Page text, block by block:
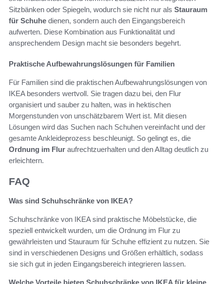
Sitzbänken oder Spiegeln, wodurch sie nicht nur als Stauraum
für Schuhe dienen, sondern auch den Eingangsbereich
aufwerten. Diese Kombination aus Funktionalität und
ansprechendem Design macht sie besonders begehrt.
Praktische Aufbewahrungslösungen für Familien
Für Familien sind die praktischen Aufbewahrungslösungen von
IKEA besonders wertvoll. Sie tragen dazu bei, den Flur
organisiert und sauber zu halten, was in hektischen
Morgenstunden von unschätzbarem Wert ist. Mit diesen
Lösungen wird das Suchen nach Schuhen vereinfacht und der
gesamte Ankleideprozess beschleunigt. So gelingt es, die
Ordnung im Flur aufrechtzuerhalten und den Alltag deutlich zu
erleichtern.
FAQ
Was sind Schuhschränke von IKEA?
Schuhschränke von IKEA sind praktische Möbelstücke, die
speziell entwickelt wurden, um die Ordnung im Flur zu
gewährleisten und Stauraum für Schuhe effizient zu nutzen. Sie
sind in verschiedenen Designs und Größen erhältlich, sodass
sie sich gut in jeden Eingangsbereich integrieren lassen.
Welche Vorteile bieten Schuhschränke von IKEA für kleine